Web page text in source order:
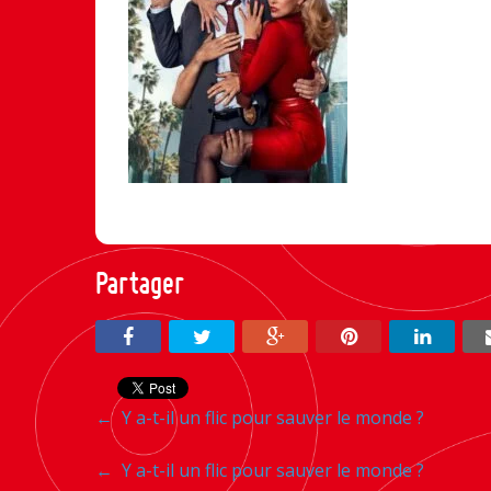
Partager
Navigation
entre
←Y a-t-il un flic pour sauver le monde ?
Navigation
← Y a-t-il un flic pour sauver le monde ?